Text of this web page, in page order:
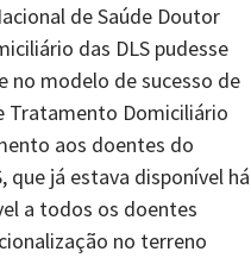
de Saúde Doutor
das DLS pudesse
no modelo de sucesso de
Tratamento Domiciliário
aos doentes do
já estava disponível há
a todos os doentes
no terreno